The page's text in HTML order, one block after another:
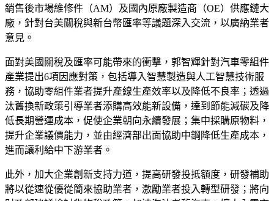
2025/8/11 21:45
稅衝擊，經濟部長郭智輝今天與汽車零組件產業業者座談，提
出6大因應對策，包含將向財政部建議檢討貨物稅政策，加速